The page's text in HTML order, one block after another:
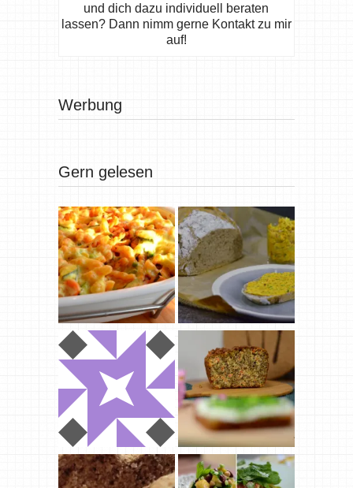
und dich dazu individuell beraten
lassen? Dann nimm gerne Kontakt zu mir
auf!
Werbung
Gern gelesen